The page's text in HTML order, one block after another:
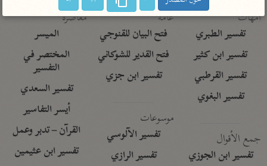
Type 1 or more
characters for results.
أمّهات
تفسير الطبري
تفسير ابن كثير
تفسير القرطبي
تفسير البغوي
جمع الأقوال
تفسير ابن الجوزي
عامّة
فتح البيان للقنوجي
فتح القدير للشوكاني
تفسير ابن جزي
موسوعات
تفسير الآلوسي
تفسير الرازي
معاصرة
الميسر
المختصر في
التفسير
تفسير السعدي
أيسر التفاسير
القرآن – تدبر وعمل
تفسير ابن عثيمين